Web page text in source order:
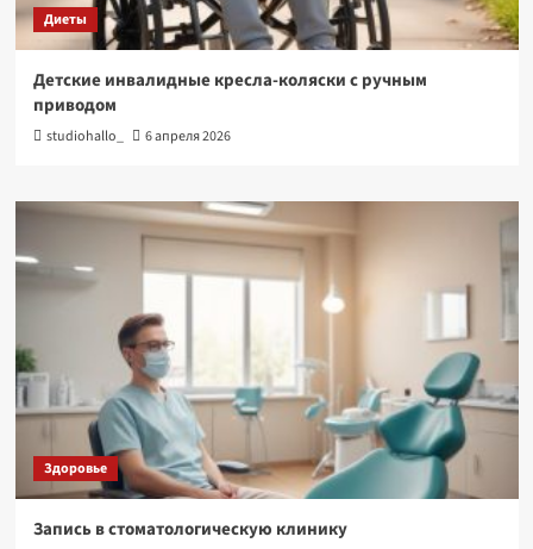
Диеты
Детские инвалидные кресла-коляски с ручным
приводом
studiohallo_ 6 апреля 2026
Здоровье
Запись в стоматологическую клинику